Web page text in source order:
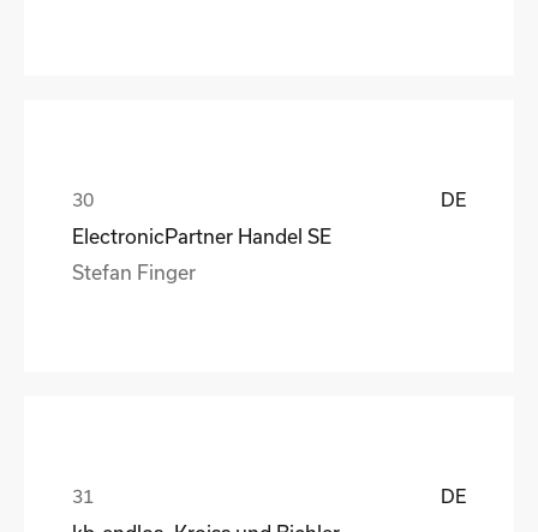
DE
ElectronicPartner Handel SE
Stefan Finger
DE